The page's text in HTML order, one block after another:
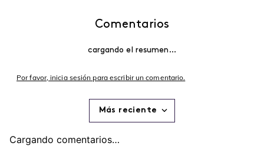
Comentarios
cargando el resumen…
Por favor, inicia sesión para escribir un comentario.
Más reciente
Cargando comentarios…